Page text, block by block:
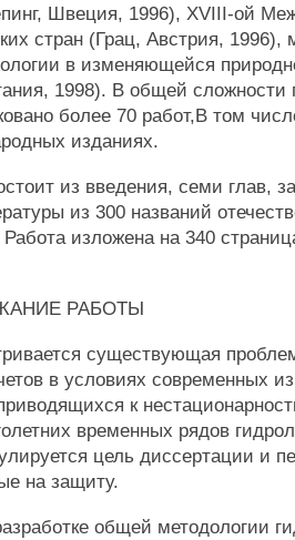
Швеция, 1996), XVIII-ой
стран (Грац, Австрия, 1996),
в изменяющейся
1998). В общей сложности
более 70 работ,В том
изданиях.
из введения, семи глав,
из 300 названий
изложена на 340
РАБОТЫ
существующая
в условиях современных
к
временных рядов
цель диссертации и
на защиту.
общей методологии